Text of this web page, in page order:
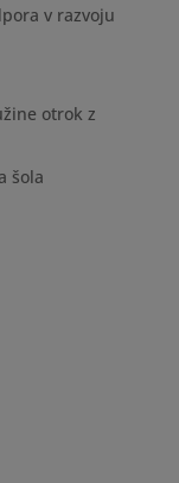
v razvoju
otrok z
šola